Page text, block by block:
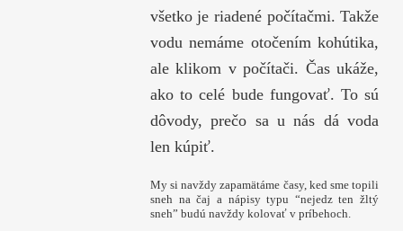
všetko je riadené počítačmi. Takže
vodu nemáme otočením kohútika,
ale klikom v počítači. Čas ukáže,
ako to celé bude fungovať. To sú
dôvody, prečo sa u nás dá voda
len kúpiť.
My si navždy zapamätáme časy, ked sme topili
sneh na čaj a nápisy typu “nejedz ten žltý
sneh” budú navždy kolovať v príbehoch.